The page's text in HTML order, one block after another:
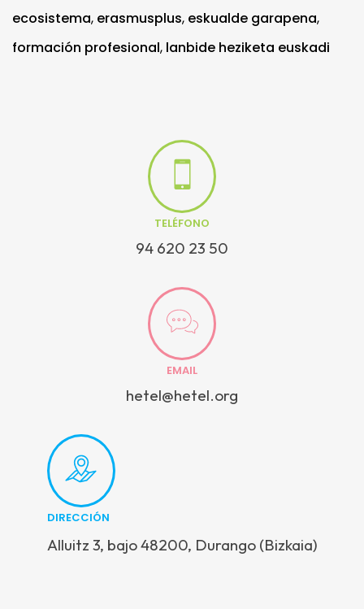
ecosistema, erasmusplus, eskualde garapena,
formación profesional, lanbide heziketa euskadi
TELÉFONO
94 620 23 50
EMAIL
hetel@hetel.org
DIRECCIÓN
Alluitz 3, bajo 48200, Durango (Bizkaia)